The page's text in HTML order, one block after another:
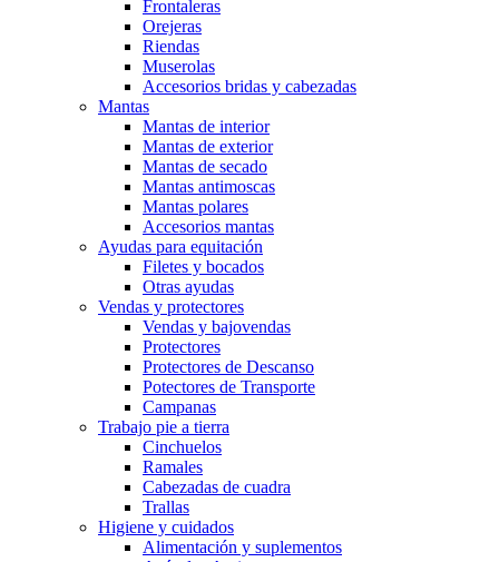
Frontaleras
Orejeras
Riendas
Muserolas
Accesorios bridas y cabezadas
Mantas
Mantas de interior
Mantas de exterior
Mantas de secado
Mantas antimoscas
Mantas polares
Accesorios mantas
Ayudas para equitación
Filetes y bocados
Otras ayudas
Vendas y protectores
Vendas y bajovendas
Protectores
Protectores de Descanso
Potectores de Transporte
Campanas
Trabajo pie a tierra
Cinchuelos
Ramales
Cabezadas de cuadra
Trallas
Higiene y cuidados
Alimentación y suplementos